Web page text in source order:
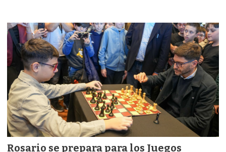
Rosario se prepara para los Juegos